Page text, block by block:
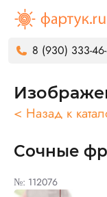
8 (930) 333-
< Назад к
Сочные
№: 112076